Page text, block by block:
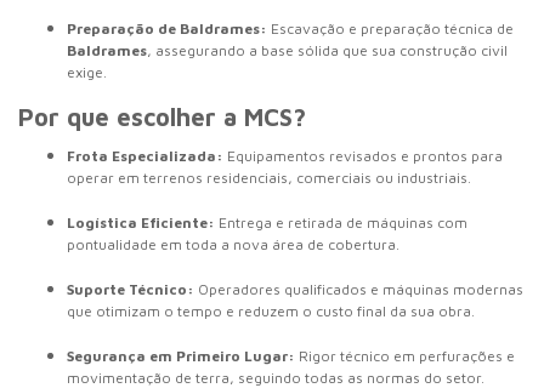
Preparação de Baldrames: Escavação e preparação técnica de
Baldrames, assegurando a base sólida que sua construção civil
exige.
Por que escolher a MCS?
Frota Especializada: Equipamentos revisados e prontos para
operar em terrenos residenciais, comerciais ou industriais.
Logística Eficiente: Entrega e retirada de máquinas com
pontualidade em toda a nova área de cobertura.
Suporte Técnico: Operadores qualificados e máquinas modernas
que otimizam o tempo e reduzem o custo final da sua obra.
Segurança em Primeiro Lugar: Rigor técnico em perfurações e
movimentação de terra, seguindo todas as normas do setor.